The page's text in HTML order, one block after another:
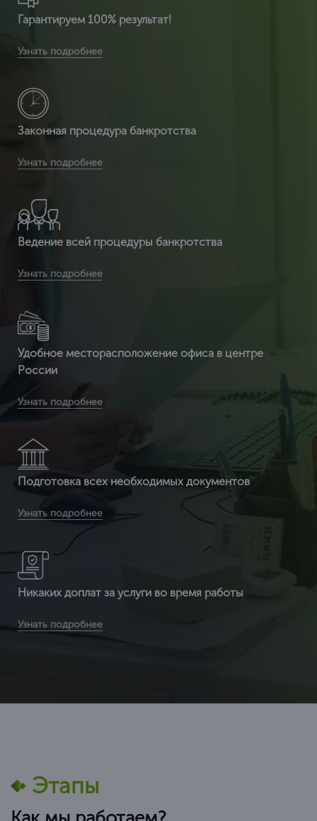
Гарантируем 100% результат!
сертификат ИСО 14001 + расширенный сертификат по
Узнать подробнее
Законная процедура банкротства
являемся сертификационным центром и делаем
Узнать подробнее
Ведение всей процедуры банкротства
14001 от 2 часов
Узнать подробнее
Удобное месторасположение офиса в центре
России
Вы получите бесплатную доставку сертификата и
приложенных к нему документов по всей России
Узнать подробнее
Подготовка всех необходимых документов
Вы получаете документ с 3-ой защитой. Специальные
бланки (наша компания заказывает их на производстве, где
Узнать подробнее
Никаких доплат за услуги во время работы
являемся федеральной компанией и можем позволить
Узнать подробнее
Этапы